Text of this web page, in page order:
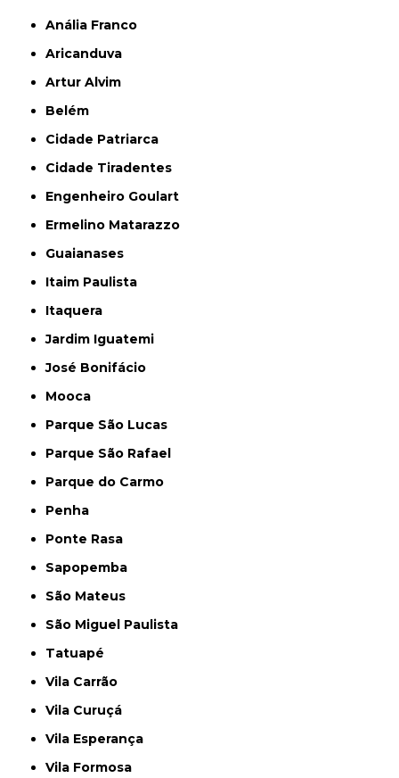
Anália Franco
Aricanduva
Artur Alvim
Belém
Cidade Patriarca
Cidade Tiradentes
Engenheiro Goulart
Ermelino Matarazzo
Guaianases
Itaim Paulista
Itaquera
Jardim Iguatemi
José Bonifácio
Mooca
Parque São Lucas
Parque São Rafael
Parque do Carmo
Penha
Ponte Rasa
Sapopemba
São Mateus
São Miguel Paulista
Tatuapé
Vila Carrão
Vila Curuçá
Vila Esperança
Vila Formosa